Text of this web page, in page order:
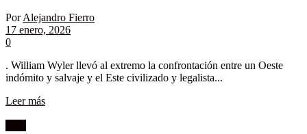
Por Alejandro Fierro
17 enero, 2026
0
. William Wyler llevó al extremo la confrontación entre un Oeste
indómito y salvaje y el Este civilizado y legalista...
Leer más